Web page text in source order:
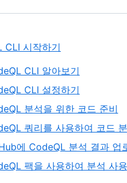
CLI 시작하기
CLI 알아보기
CLI 설정하기
분석을 위한 코드 준비
쿼리를 사용하여 코드
에 CodeQL 분석 결과 업
팩을 사용하여 분석 사